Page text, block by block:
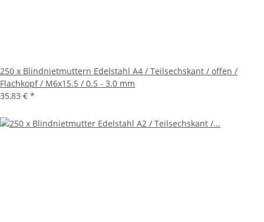
250 x Blindnietmuttern Edelstahl A4 / Teilsechskant / offen /
Flachkopf / M6x15.5 / 0.5 - 3.0 mm
35,83 € *